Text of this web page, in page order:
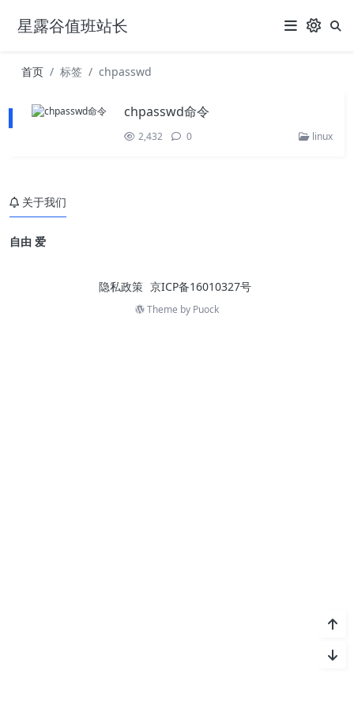
星露谷值班站长
首页 标签 chpasswd
chpasswd命令
2,432 0 linux
关于我们
自由 爱
隐私政策 京ICP备16010327号
Theme by Puock